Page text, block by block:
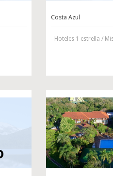
Costa Azul
- Hoteles 1 estrella /